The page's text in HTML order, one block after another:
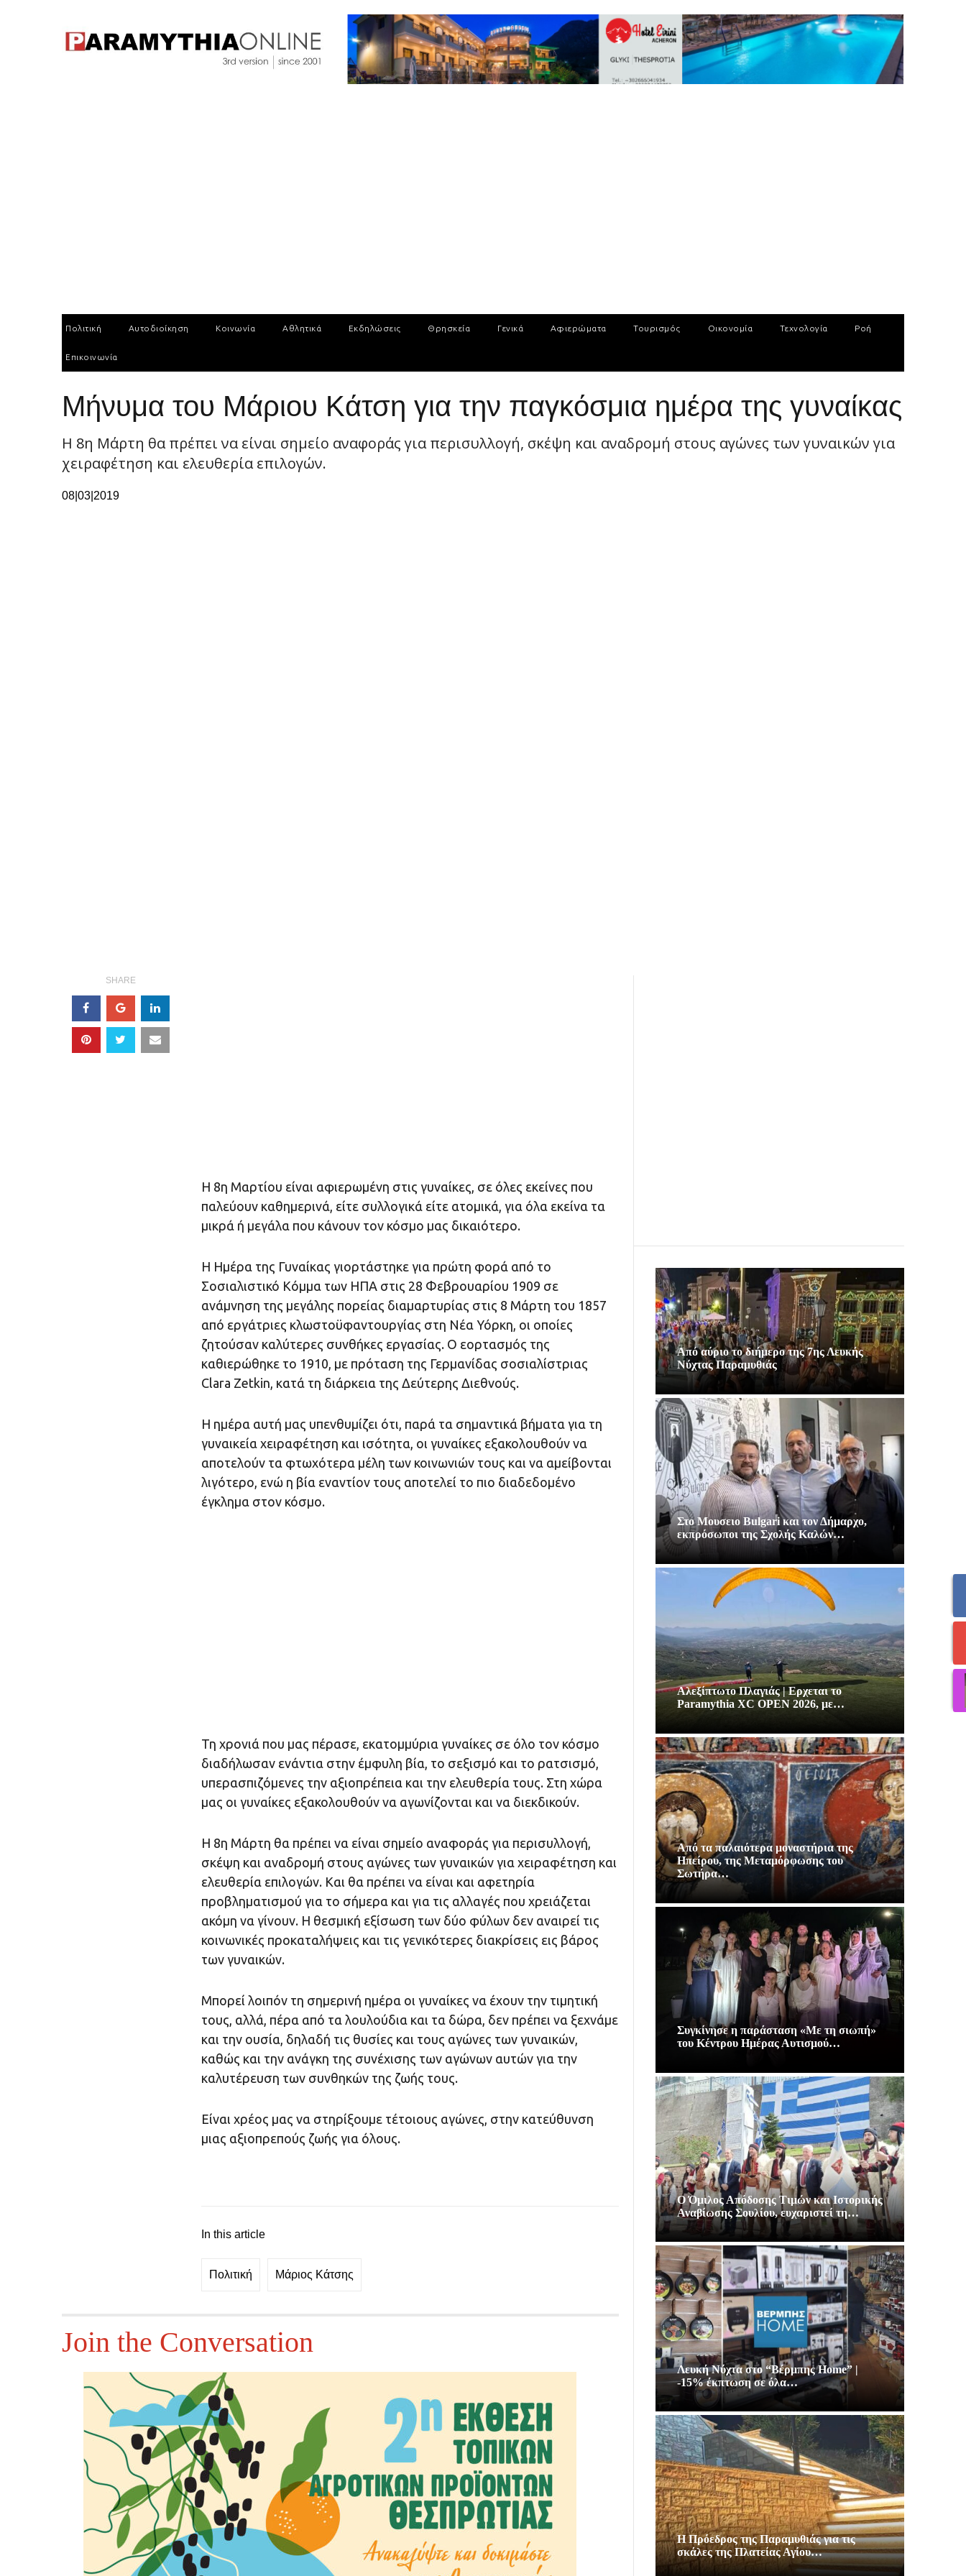
Πολιτική Αυτοδιοίκηση Κοινωνία Αθλητικά Εκδηλώσεις Θρησκεία Γενικά Αφιερώματα Τουρισμός Οικονομία Τεχνολογία Ροή
Επικοινωνία
Μήνυμα του Μάριου Κάτση για την παγκόσμια ημέρα της γυναίκας
Η 8η Μάρτη θα πρέπει να είναι σημείο αναφοράς για περισυλλογή, σκέψη και αναδρομή στους αγώνες των γυναικών για
χειραφέτηση και ελευθερία επιλογών.
08|03|2019
SHARE
Η 8η Μαρτίου είναι αφιερωμένη στις γυναίκες, σε όλες εκείνες που
παλεύουν καθημερινά, είτε συλλογικά είτε ατομικά, για όλα εκείνα τα
μικρά ή μεγάλα που κάνουν τον κόσμο μας δικαιότερο.
Η Ημέρα της Γυναίκας γιορτάστηκε για πρώτη φορά από το
Σοσιαλιστικό Κόμμα των ΗΠΑ στις 28 Φεβρουαρίου 1909 σε
ανάμνηση της μεγάλης πορείας διαμαρτυρίας στις 8 Μάρτη του 1857
από εργάτριες κλωστοϋφαντουργίας στη Νέα Υόρκη, οι οποίες
ζητούσαν καλύτερες συνθήκες εργασίας. Ο εορτασμός της
καθιερώθηκε το 1910, με πρόταση της Γερμανίδας σοσιαλίστριας
Clara Zetkin, κατά τη διάρκεια της Δεύτερης Διεθνούς.
Η ημέρα αυτή μας υπενθυμίζει ότι, παρά τα σημαντικά βήματα για τη
γυναικεία χειραφέτηση και ισότητα, οι γυναίκες εξακολουθούν να
αποτελούν τα φτωχότερα μέλη των κοινωνιών τους και να αμείβονται
λιγότερο, ενώ η βία εναντίον τους αποτελεί το πιο διαδεδομένο
έγκλημα στον κόσμο.
Τη χρονιά που μας πέρασε, εκατομμύρια γυναίκες σε όλο τον κόσμο
διαδήλωσαν ενάντια στην έμφυλη βία, το σεξισμό και το ρατσισμό,
υπερασπιζόμενες την αξιοπρέπεια και την ελευθερία τους. Στη χώρα
μας οι γυναίκες εξακολουθούν να αγωνίζονται και να διεκδικούν.
Η 8η Μάρτη θα πρέπει να είναι σημείο αναφοράς για περισυλλογή,
σκέψη και αναδρομή στους αγώνες των γυναικών για χειραφέτηση και
ελευθερία επιλογών. Και θα πρέπει να είναι και αφετηρία
προβληματισμού για το σήμερα και για τις αλλαγές που χρειάζεται
ακόμη να γίνουν. Η θεσμική εξίσωση των δύο φύλων δεν αναιρεί τις
κοινωνικές προκαταλήψεις και τις γενικότερες διακρίσεις εις βάρος
των γυναικών.
Μπορεί λοιπόν τη σημερινή ημέρα οι γυναίκες να έχουν την τιμητική
τους, αλλά, πέρα από τα λουλούδια και τα δώρα, δεν πρέπει να ξεχνάμε
και την ουσία, δηλαδή τις θυσίες και τους αγώνες των γυναικών,
καθώς και την ανάγκη της συνέχισης των αγώνων αυτών για την
καλυτέρευση των συνθηκών της ζωής τους.
Είναι χρέος μας να στηρίξουμε τέτοιους αγώνες, στην κατεύθυνση
μιας αξιοπρεπούς ζωής για όλους.
In this article
Πολιτική Μάριος Κάτσης
Join the Conversation
Από αύριο το διήμερο της 7ης Λευκής
Νύχτας Παραμυθιάς
Στο Μουσειο Bulgari και τον Δήμαρχο,
εκπρόσωποι της Σχολής Καλών…
Αλεξίπτωτο Πλαγιάς | Ερχεται το
Paramythia XC OPEN 2026, με…
Από τα παλαιότερα μοναστήρια της
Ηπείρου, της Μεταμόρφωσης του
Σωτήρα…
Συγκίνησε η παράσταση «Με τη σιωπή»
του Κέντρου Ημέρας Αυτισμού…
Ο Όμιλος Απόδοσης Τιμών και Ιστορικής
Αναβίωσης Σουλίου, ευχαριστεί τη…
Λευκή Νύχτα στο “Βέρμπης Home” |
-15% έκπτωση σε όλα…
Η Πρόεδρος της Παραμυθιάς για τις
σκάλες της Πλατείας Αγίου…